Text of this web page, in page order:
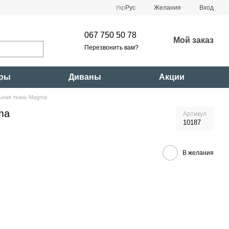
Укр Рус Желания Вход
067 750 50 78
Перезвонить вам?
Мой заказ
Диваны Акции
ткань Magma
Артикул
10187
В желания